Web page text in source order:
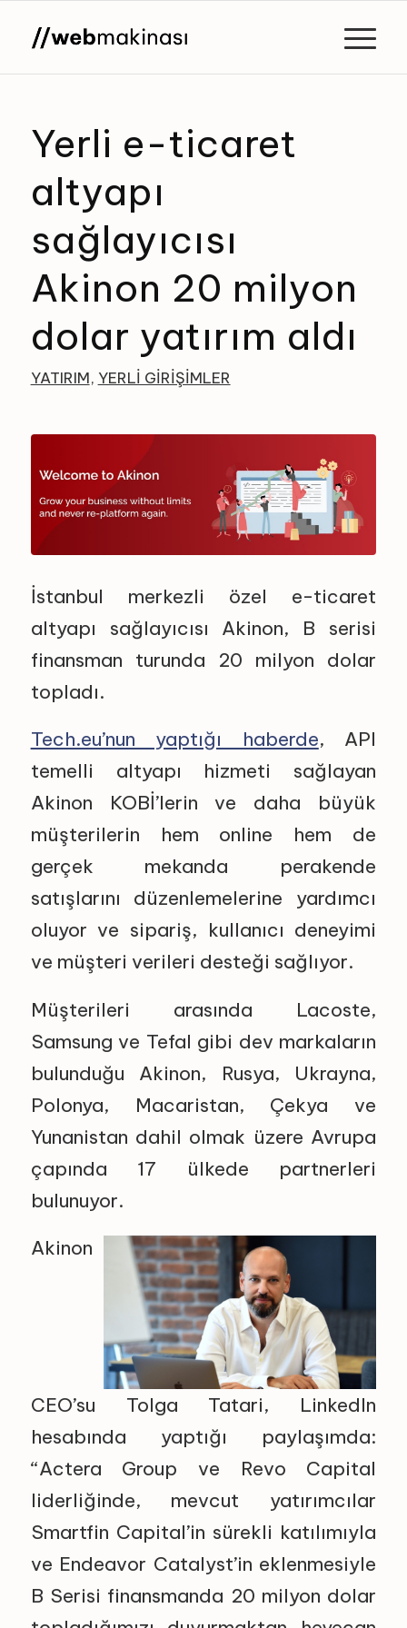
Yerli e-ticaret
altyapı
sağlayıcısı
Akinon 20 milyon
dolar yatırım aldı
YATIRIM, YERLI GIRIŞIMLER
İstanbul merkezli özel e-ticaret
altyapı sağlayıcısı Akinon, B serisi
finansman turunda 20 milyon dolar
topladı.
Tech.eu’nun yaptığı haberde, API
temelli altyapı hizmeti sağlayan
Akinon KOBİ’lerin ve daha büyük
müşterilerin hem online hem de
gerçek mekanda perakende
satışlarını düzenlemelerine yardımcı
oluyor ve sipariş, kullanıcı deneyimi
ve müşteri verileri desteği sağlıyor.
Müşterileri arasında Lacoste,
Samsung ve Tefal gibi dev markaların
bulunduğu Akinon, Rusya, Ukrayna,
Polonya, Macaristan, Çekya ve
Yunanistan dahil olmak üzere Avrupa
çapında 17 ülkede partnerleri
bulunuyor.
Akinon
CEO’su Tolga Tatari, LinkedIn
hesabında yaptığı paylaşımda:
“Actera Group ve Revo Capital
liderliğinde, mevcut yatırımcılar
Smartfin Capital’in sürekli katılımıyla
ve Endeavor Catalyst’in eklenmesiyle
B Serisi finansmanda 20 milyon dolar